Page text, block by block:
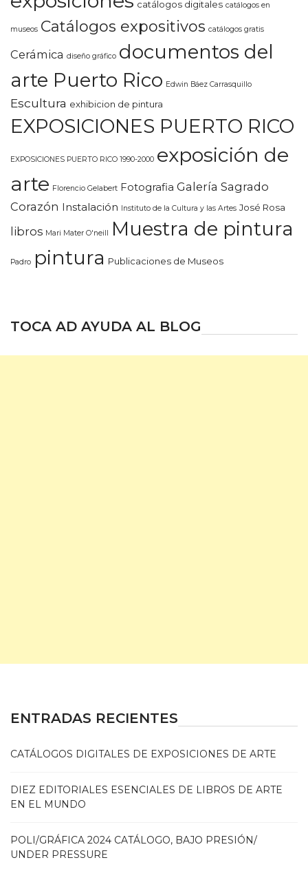
catálogos digitales catálogos en
museos Catálogos expositivos catálogos gratis
Cerámica diseño gráfico documentos del
arte Puerto Rico Edwin Báez Carrasquillo
Escultura exhibicion de pintura
EXPOSICIONES PUERTO RICO
EXPOSICIONES PUERTO RICO 1990-2000 exposición de
arte Florencio Gelabert Fotografia Galería Sagrado
Corazón Instalación Instituto de la Cultura y las Artes José Rosa
libros Mari Mater O'neill Muestra de pintura
Padro pintura Publicaciones de Museos
TOCA AD AYUDA AL BLOG
ENTRADAS RECIENTES
CATÁLOGOS DIGITALES DE EXPOSICIONES DE ARTE
DIEZ EDITORIALES ESENCIALES DE LIBROS DE ARTE
EN EL MUNDO
POLI/GRÁFICA 2024 CATÁLOGO, BAJO PRESIÓN/
UNDER PRESSURE